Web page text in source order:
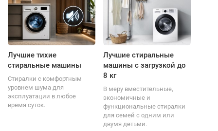
Лучшие тихие
стиральные машины
Стиралки с комфортным
уровнем шума для
эксплуатации в любое
время суток.
Лучшие стиральные
машины с загрузкой до
8 кг
В меру вместительные,
экономичные и
функциональные стиралки
для семей с одним или
двумя детьми.